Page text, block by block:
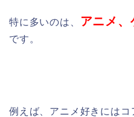
特に多いのは、 アニメ、
です。
例えば、アニメ好きには